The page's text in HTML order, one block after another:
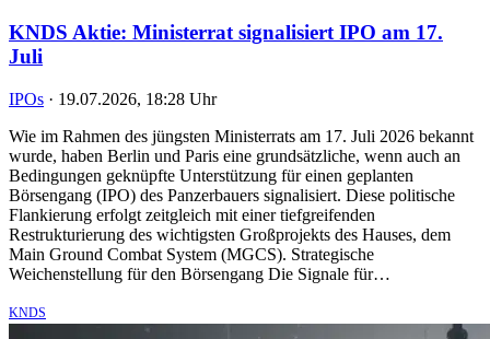
KNDS Aktie: Ministerrat signalisiert IPO am 17.
Juli
IPOs · 19.07.2026, 18:28 Uhr
Wie im Rahmen des jüngsten Ministerrats am 17. Juli 2026 bekannt
wurde, haben Berlin und Paris eine grundsätzliche, wenn auch an
Bedingungen geknüpfte Unterstützung für einen geplanten
Börsengang (IPO) des Panzerbauers signalisiert. Diese politische
Flankierung erfolgt zeitgleich mit einer tiefgreifenden
Restrukturierung des wichtigsten Großprojekts des Hauses, dem
Main Ground Combat System (MGCS). Strategische
Weichenstellung für den Börsengang Die Signale für…
KNDS